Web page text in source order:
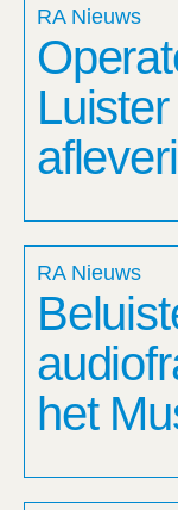
RA Nieuws
RA Nieuws
het